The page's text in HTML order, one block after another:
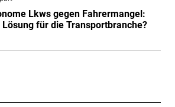
Lkws gegen Fahrermangel:
Lösung für die Transportbranche?